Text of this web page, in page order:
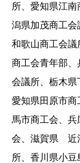
所、愛知県江
潟県加茂商工会
和歌山商工会
商工会青年部、
会議所、栃木県
愛知県田原市
馬市商工会、
会、滋賀県 近
所、香川県小